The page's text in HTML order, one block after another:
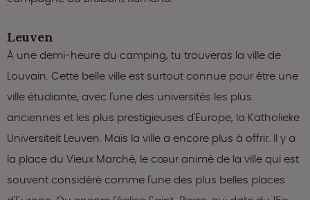
Leuven
À une demi-heure du camping, tu trouveras la ville de
Louvain. Cette belle ville est surtout connue pour être une
ville étudiante, avec l'une des universités les plus
anciennes et les plus prestigieuses d'Europe, la Katholieke
Universiteit Leuven. Mais la ville a encore plus à offrir. Il y a
la place du Vieux Marché, le cœur animé de la ville qui est
souvent considéré comme l'une des plus belles places